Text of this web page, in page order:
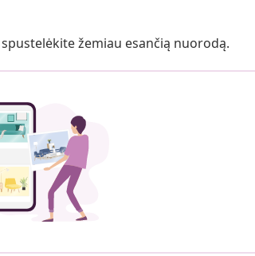
žemiau esančią nuorodą.